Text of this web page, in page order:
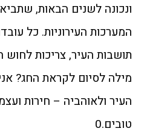
ונכונה לשנים הבאות,
המערכות העירוניות. כל
תושבות העיר, צריכות לחוש
מילה לסיום לקראת החג?
העיר ולאוהביה – חירות
טובים.0